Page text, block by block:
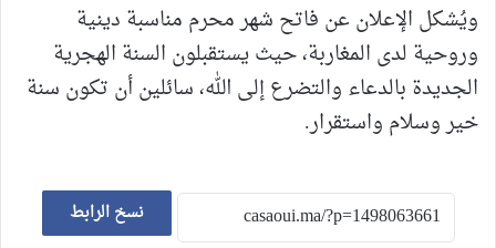
ويُشكل الإعلان عن فاتح شهر محرم مناسبة دينية
وروحية لدى المغاربة، حيث يستقبلون السنة الهجرية
الجديدة بالدعاء والتضرع إلى الله، سائلين أن تكون سنة
خير وسلام واستقرار.
نسخ الرابط